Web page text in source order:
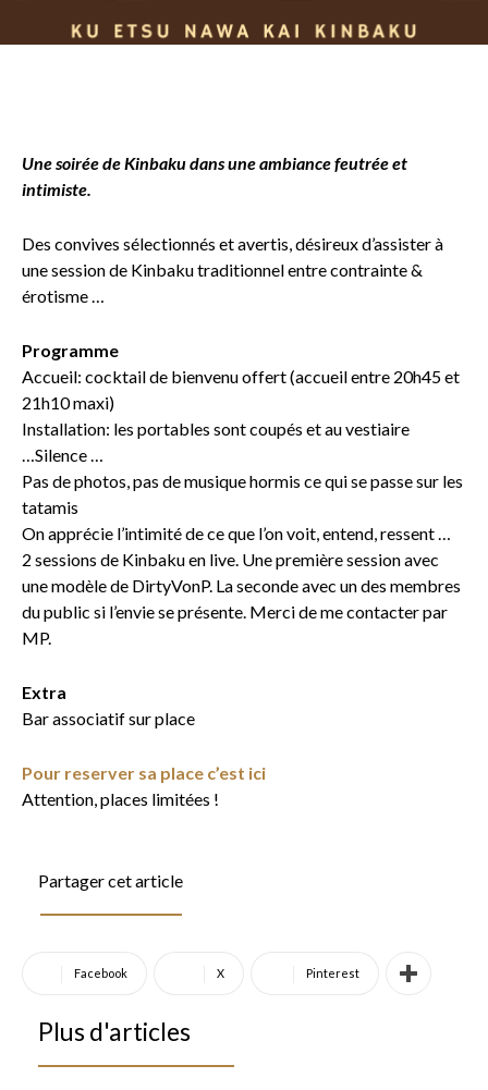
Plus d'articles
Une soirée de Kinbaku dans une ambiance feutrée et
intimiste.
Des convives sélectionnés et avertis, désireux d’assister à
une session de Kinbaku traditionnel entre contrainte &
érotisme …
Programme
Accueil: cocktail de bienvenu offert (accueil entre 20h45 et
21h10 maxi)
Installation: les portables sont coupés et au vestiaire
…Silence …
Pas de photos, pas de musique hormis ce qui se passe sur les
tatamis
On apprécie l’intimité de ce que l’on voit, entend, ressent …
2 sessions de Kinbaku en live. Une première session avec
une modèle de DirtyVonP. La seconde avec un des membres
du public si l’envie se présente. Merci de me contacter par
MP.
Extra
Bar associatif sur place
Pour reserver sa place c’est ici
Attention, places limitées !
Partager cet article
Facebook X Pinterest